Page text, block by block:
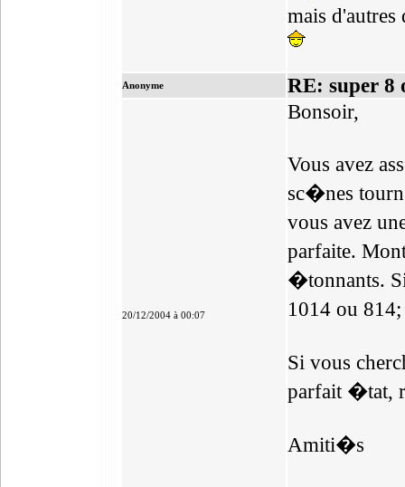
mais
Anonyme RE: super 8
20/12/2004 à 00:07
Bonsoir,
Vous avez
sc�nes
vous avez
parfaite.
�tonnants.
1014 ou
Si vous
parfait
Amiti�s